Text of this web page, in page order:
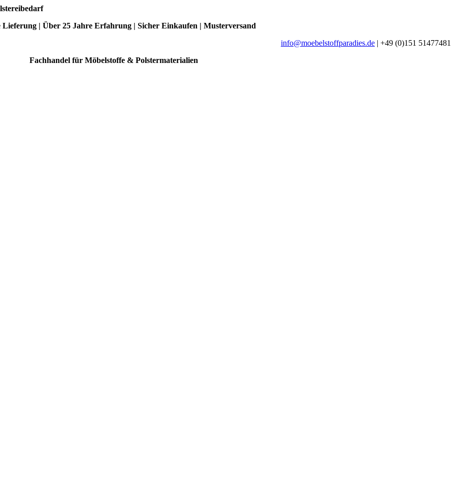
Lieferung | Über 25 Jahre Erfahrung | Sicher Einkaufen | Musterversand
info@moebelstoffparadies.de | +49 (0)151 51477481
Fachhandel für Möbelstoffe & Polstermaterialien